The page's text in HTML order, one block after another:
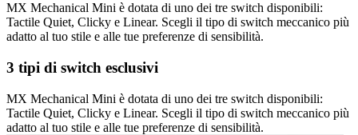
MX Mechanical Mini è dotata di uno dei tre switch disponibili:
Tactile Quiet, Clicky e Linear. Scegli il tipo di switch meccanico più
adatto al tuo stile e alle tue preferenze di sensibilità.
3 tipi di switch esclusivi
MX Mechanical Mini è dotata di uno dei tre switch disponibili:
Tactile Quiet, Clicky e Linear. Scegli il tipo di switch meccanico più
adatto al tuo stile e alle tue preferenze di sensibilità.